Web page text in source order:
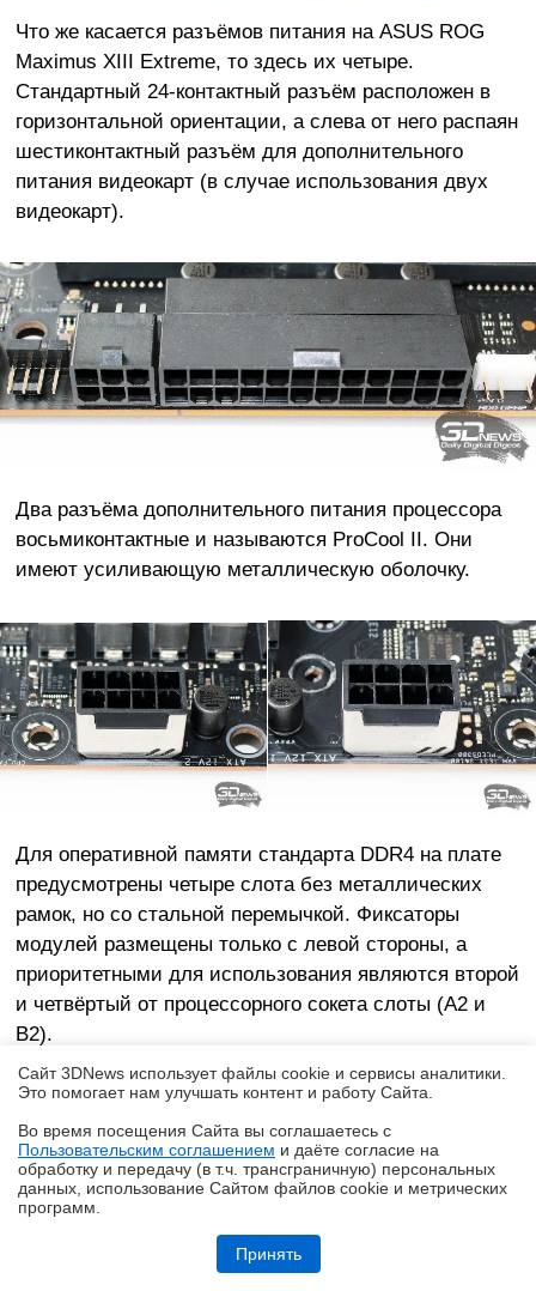
Обзор системы жидкостного охлаждения MSI MEG CoreLiquid E15
360: экран-водопад теперь и на СЖО
Что же касается разъёмов питания на ASUS ROG
Maximus XIII Extreme, то здесь их четыре.
Стандартный 24-контактный разъём расположен в
горизонтальной ориентации, а слева от него распаян
шестиконтактный разъём для дополнительного
питания видеокарт (в случае использования двух
видеокарт).
Два разъёма дополнительного питания процессора
восьмиконтактные и называются ProCool II. Они
имеют усиливающую металлическую оболочку.
Для оперативной памяти стандарта DDR4 на плате
предусмотрены четыре слота без металлических
рамок, но со стальной перемычкой. Фиксаторы
модулей размещены только с левой стороны, а
приоритетными для использования являются второй
и четвёртый от процессорного сокета слоты (A2 и
B2).
Сайт 3DNews использует файлы cookie и сервисы аналитики.
Это помогает нам улучшать контент и работу Cайта.
Во время посещения Cайта вы соглашаетесь с
Пользовательским соглашением и даёте согласие на
обработку и передачу (в т.ч. трансграничную) персональных
данных, использование Cайтом файлов cookie и метрических
программ.
Принять